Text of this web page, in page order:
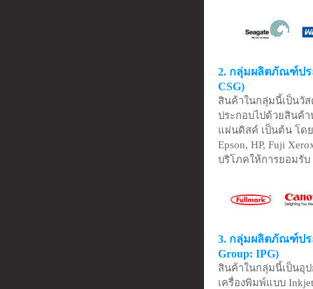
2. กลุ่มผลิตภัณฑ์ประ
CSG)
สินค้าในกลุ่มนี้เป็นวั
ประกอบไปด้วยสินค้า
แผ่นดิสค์ เป็นต้น โด
Epson, HP, Fuji
บริโภคให้การยอมรับ
3. กลุ่มผลิตภัณฑ์ปร
Group: IPG)
สินค้าในกลุ่มนี้เป็นอุ
เครื่องพิมพ์แบบ